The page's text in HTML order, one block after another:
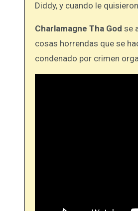
Diddy, y cuando le
Charlamagne Tha God se
cosas horrendas que se
condenado por crimen